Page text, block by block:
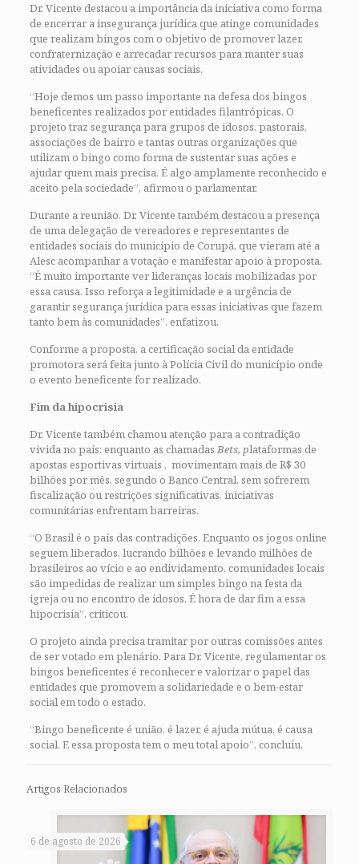
Dr. Vicente destacou a importância da iniciativa como forma
de encerrar a insegurança jurídica que atinge comunidades
que realizam bingos com o objetivo de promover lazer,
confraternização e arrecadar recursos para manter suas
atividades ou apoiar causas sociais.
“Hoje demos um passo importante na defesa dos bingos
beneficentes realizados por entidades filantrópicas. O
projeto traz segurança para grupos de idosos, pastorais,
associações de bairro e tantas outras organizações que
utilizam o bingo como forma de sustentar suas ações e
ajudar quem mais precisa. É algo amplamente reconhecido e
aceito pela sociedade”, afirmou o parlamentar.
Durante a reunião, Dr. Vicente também destacou a presença
de uma delegação de vereadores e representantes de
entidades sociais do município de Corupá, que vieram até a
Alesc acompanhar a votação e manifestar apoio à proposta.
“É muito importante ver lideranças locais mobilizadas por
essa causa. Isso reforça a legitimidade e a urgência de
garantir segurança jurídica para essas iniciativas que fazem
tanto bem às comunidades”, enfatizou.
Conforme a proposta, a certificação social da entidade
promotora será feita junto à Polícia Civil do município onde
o evento beneficente for realizado.
Fim da hipocrisia
Dr. Vicente também chamou atenção para a contradição
vivida no país: enquanto as chamadas Bets, plataformas de
apostas esportivas virtuais , movimentam mais de R$ 30
bilhões por mês, segundo o Banco Central, sem sofrerem
fiscalização ou restrições significativas, iniciativas
comunitárias enfrentam barreiras.
“O Brasil é o país das contradições. Enquanto os jogos online
seguem liberados, lucrando bilhões e levando milhões de
brasileiros ao vício e ao endividamento, comunidades locais
são impedidas de realizar um simples bingo na festa da
igreja ou no encontro de idosos. É hora de dar fim a essa
hipocrisia”, criticou.
O projeto ainda precisa tramitar por outras comissões antes
de ser votado em plenário. Para Dr. Vicente, regulamentar os
bingos beneficentes é reconhecer e valorizar o papel das
entidades que promovem a solidariedade e o bem-estar
social em todo o estado.
“Bingo beneficente é união, é lazer, é ajuda mútua, é causa
social. E essa proposta tem o meu total apoio”, concluiu.
Artigos Relacionados
6 de agosto de 2026